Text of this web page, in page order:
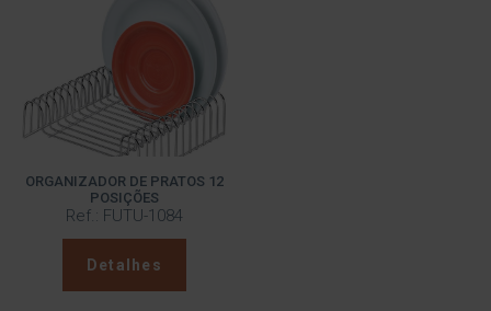
ORGANIZADOR DE PRATOS 12
POSIÇÕES
Ref.: FUTU-1084
Detalhes